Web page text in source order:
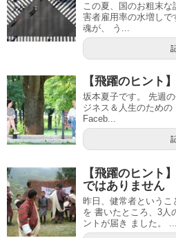
この夏、国のお粗末
害者雇用率の水増しで
魂が、 う...
【飛躍のヒント
坂本夏子です。 先週
ジネス＆人生のための
Faceb...
【飛躍のヒント
ではありません
昨日、健常者という
を 書いたところ、3人
ントが届き ました。 ...